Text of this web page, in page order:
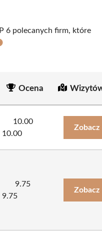
6 polecanych firm, które
Ocena
10.00
10.00
Zobacz
9.75
9.75
Zobacz